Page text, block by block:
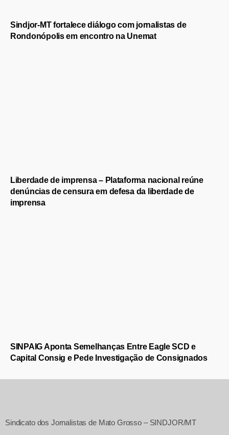
Sindjor-MT fortalece diálogo com jornalistas de
Rondonópolis em encontro na Unemat
Liberdade de imprensa – Plataforma nacional reúne
denúncias de censura em defesa da liberdade de
imprensa
SINPAIG Aponta Semelhanças Entre Eagle SCD e
Capital Consig e Pede Investigação de Consignados
Sindicato dos Jornalistas de Mato Grosso – SINDJOR/MT